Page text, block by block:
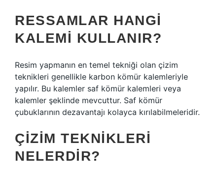
RESSAMLAR HANGI
KALEMI KULLANIR?
Resim yapmanın en temel tekniği olan çizim
teknikleri genellikle karbon kömür kalemleriyle
yapılır. Bu kalemler saf kömür kalemleri veya
kalemler şeklinde mevcuttur. Saf kömür
çubuklarının dezavantajı kolayca kırılabilmeleridir.
ÇIZIM TEKNIKLERI
NELERDIR?